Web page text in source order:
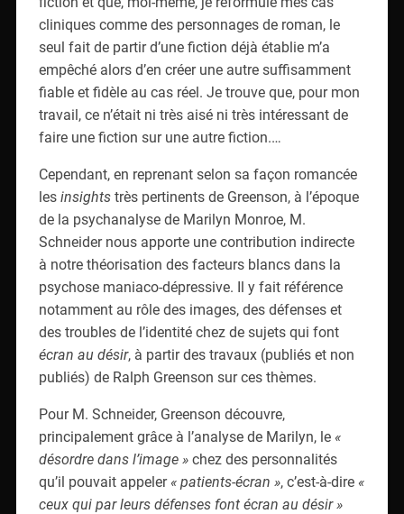
cliniques comme des personnages de roman, le
seul fait de partir d’une fiction déjà établie m’a
empêché alors d’en créer une autre suffisamment
fiable et fidèle au cas réel. Je trouve que, pour mon
travail, ce n’était ni très aisé ni très intéressant de
faire une fiction sur une autre fiction.…
Cependant, en reprenant selon sa façon romancée
les insightstrès pertinents de Greenson, à l’époque
de la psychanalyse de Marilyn Monroe, M.
Schneider nous apporte une contribution indirecte
à notre théorisation des facteurs blancs dans la
psychose maniaco-dépressive. Il y fait référence
notamment au rôle des images, des défenses et
des troubles de l’identité chez de sujets qui font
écran au désir, à partir des travaux (publiés et non
publiés) de Ralph Greenson sur ces thèmes.
Pour M. Schneider, Greenson découvre,
principalement grâce à l’analyse de Marilyn, le «
désordre dans l’image » chez des personnalités
qu’il pouvait appeler « patients-écran », c’est-à-dire «
ceux qui par leurs défenses font écran au désir »